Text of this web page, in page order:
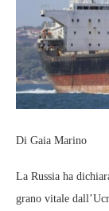
Di Gaia Marino
La Russia ha
grano vitale